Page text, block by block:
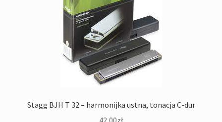
Stagg BJH T 32 – harmonijka ustna, tonacja C-dur
42,00zł